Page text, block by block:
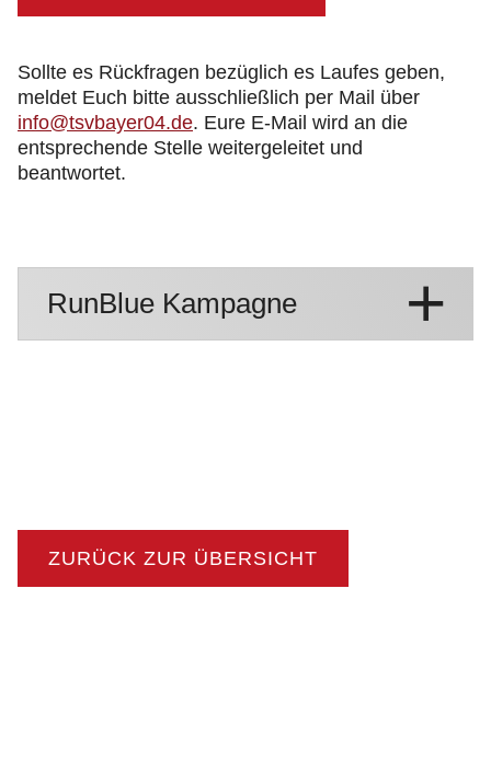
Sollte es Rückfragen bezüglich es Laufes geben,
meldet Euch bitte ausschließlich per Mail über
info@tsvbayer04.de. Eure E-Mail wird an die
entsprechende Stelle weitergeleitet und
beantwortet.
RunBlue Kampagne
ZURÜCK ZUR ÜBERSICHT